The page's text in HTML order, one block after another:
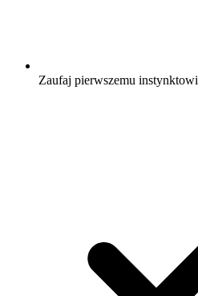
Zaufaj pierwszemu instynktowi